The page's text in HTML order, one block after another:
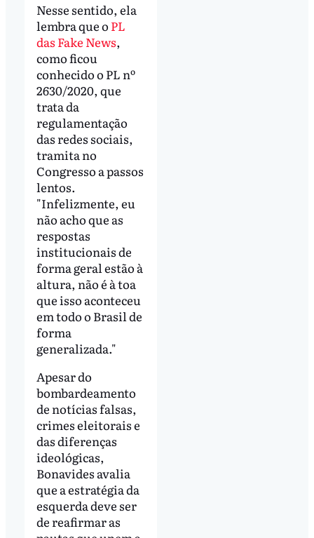
Nesse sentido, ela
lembra que o PL
das Fake News,
como ficou
conhecido o PL nº
2630/2020, que
trata da
regulamentação
das redes sociais,
tramita no
Congresso a passos
lentos.
"Infelizmente, eu
não acho que as
respostas
institucionais de
forma geral estão à
altura, não é à toa
que isso aconteceu
em todo o Brasil de
forma
generalizada."
Apesar do
bombardeamento
de notícias falsas,
crimes eleitorais e
das diferenças
ideológicas,
Bonavides avalia
que a estratégia da
esquerda deve ser
de reafirmar as